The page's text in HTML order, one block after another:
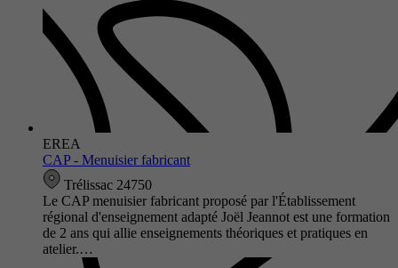
EREA
CAP - Menuisier fabricant
Trélissac 24750
Le CAP menuisier fabricant proposé par l'Établissement
régional d'enseignement adapté Joël Jeannot est une formation
de 2 ans qui allie enseignements théoriques et pratiques en
atelier.…